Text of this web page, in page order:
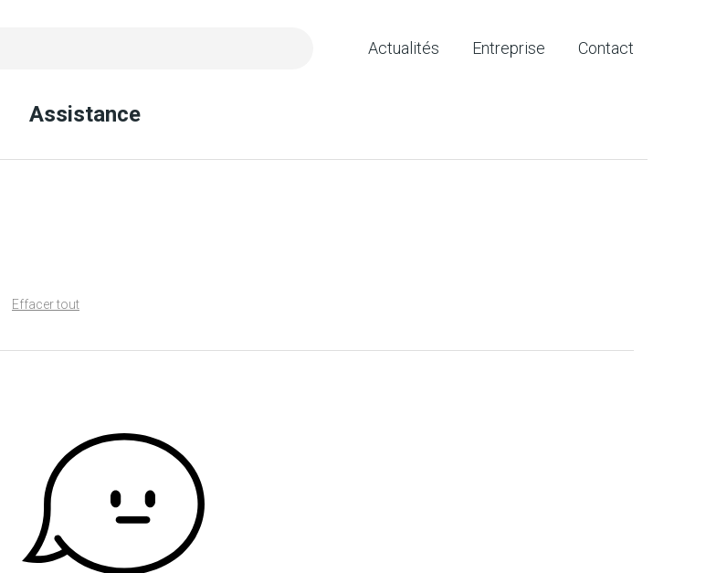
Assistance
Actualités Entreprise Contact
Effacer tout